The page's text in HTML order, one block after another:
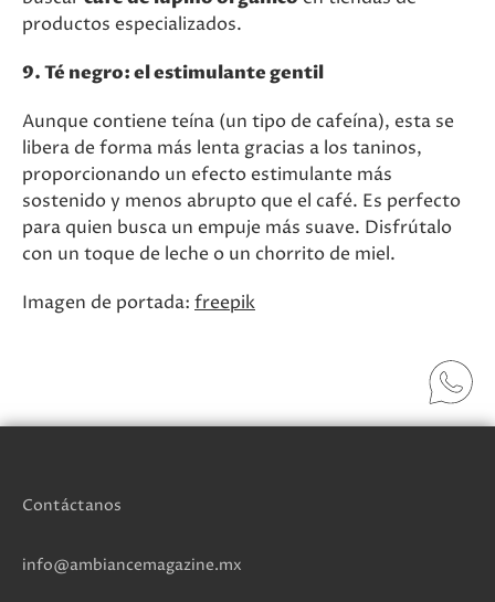
productos especializados.
9. Té negro: el estimulante gentil
Aunque contiene teína (un tipo de cafeína), esta se
libera de forma más lenta gracias a los taninos,
proporcionando un efecto estimulante más
sostenido y menos abrupto que el café. Es perfecto
para quien busca un empuje más suave. Disfrútalo
con un toque de leche o un chorrito de miel.
Imagen de portada: freepik
Contáctanos
info@ambiancemagazine.mx